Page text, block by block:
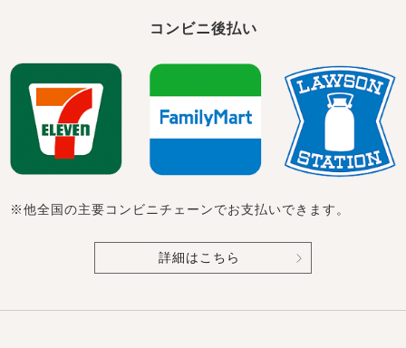
コンビニ後払い
※他全国の主要コンビニチェーンでお支払いできます。
詳細はこちら